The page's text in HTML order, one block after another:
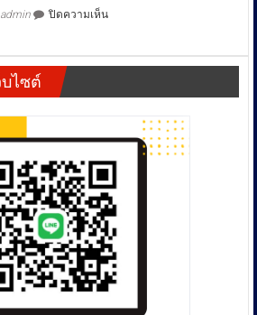
admin ปิดความเห็นบน
ความ
ตร.
หลอก
ขาย
ร่วม
ลงทุน
ขาย
สลาก
ฉ้อโกง
กว่า
ไซต์